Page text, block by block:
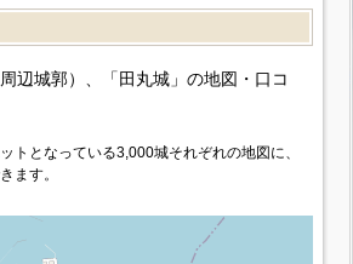
辺城郭）、「田丸城」の地図・口コ
トとなっている3,000城それぞれの地図に、
ます。